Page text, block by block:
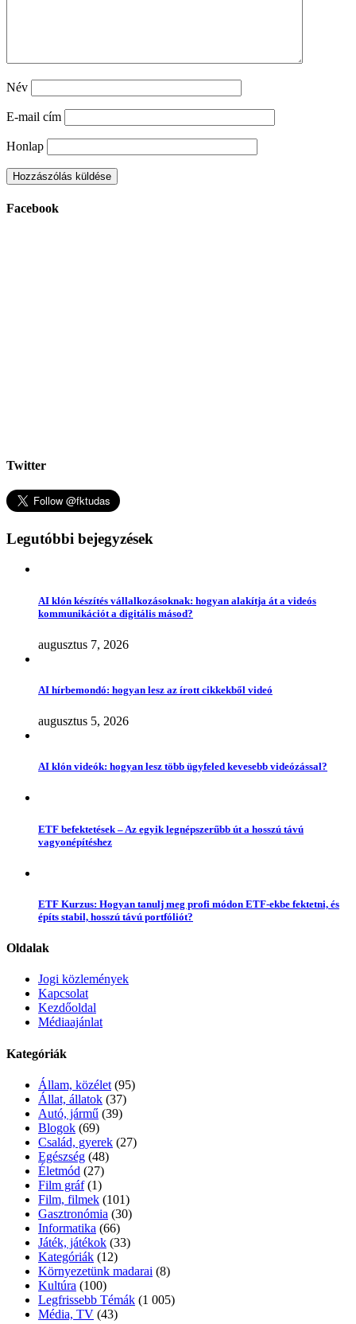
Név
E-mail cím
Honlap
Facebook
Twitter
Legutóbbi bejegyzések
AI klón készítés vállalkozásoknak: hogyan alakítja át a videós
kommunikációt a digitális másod?
augusztus 7, 2026
AI hírbemondó: hogyan lesz az írott cikkekből videó
augusztus 5, 2026
AI klón videók: hogyan lesz több ügyfeled kevesebb videózással?
ETF befektetések – Az egyik legnépszerűbb út a hosszú távú
vagyonépítéshez
ETF Kurzus: Hogyan tanulj meg profi módon ETF-ekbe fektetni, és
építs stabil, hosszú távú portfóliót?
Oldalak
Jogi közlemények
Kapcsolat
Kezdőoldal
Médiaajánlat
Kategóriák
Állam, közélet (95)
Állat, állatok (37)
Autó, jármű (39)
Blogok (69)
Család, gyerek (27)
Egészség (48)
Életmód (27)
Film gráf(1)
Film, filmek (101)
Gasztronómia (30)
Informatika (66)
Játék, játékok (33)
Kategóriák (12)
Környezetünk madarai (8)
Kultúra (100)
Legfrissebb Témák (1 005)
Média, TV (43)